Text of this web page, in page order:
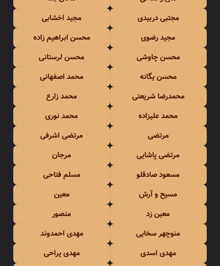
مجتبی دربیدی
مجید اخشابی
مجید رضوی
محسن ابراهیم زاده
محسن چاوشی
محسن لرستانی
محسن یگانه
محمد اصفهانی
محمدرضا شریعتی
محمد زارع
محمد علیزاده
محمد نوری
مرتضی
مرتضی اشرفی
مرتضی پاشایی
مرجان
مسعود صادقلو
مسلم فتاحی
مسیح و آرش
معین
معین زد
منصور
منوچهر سخایی
مهدی احمدوند
مهدی اسدی
مهدی یراحی